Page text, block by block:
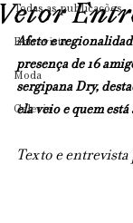
Todas as publicações
Entrevista
Moda
Galeria
Vetor
Afeto e
presença de 16
sergipana Dry,
ela veio e quem está
Texto e